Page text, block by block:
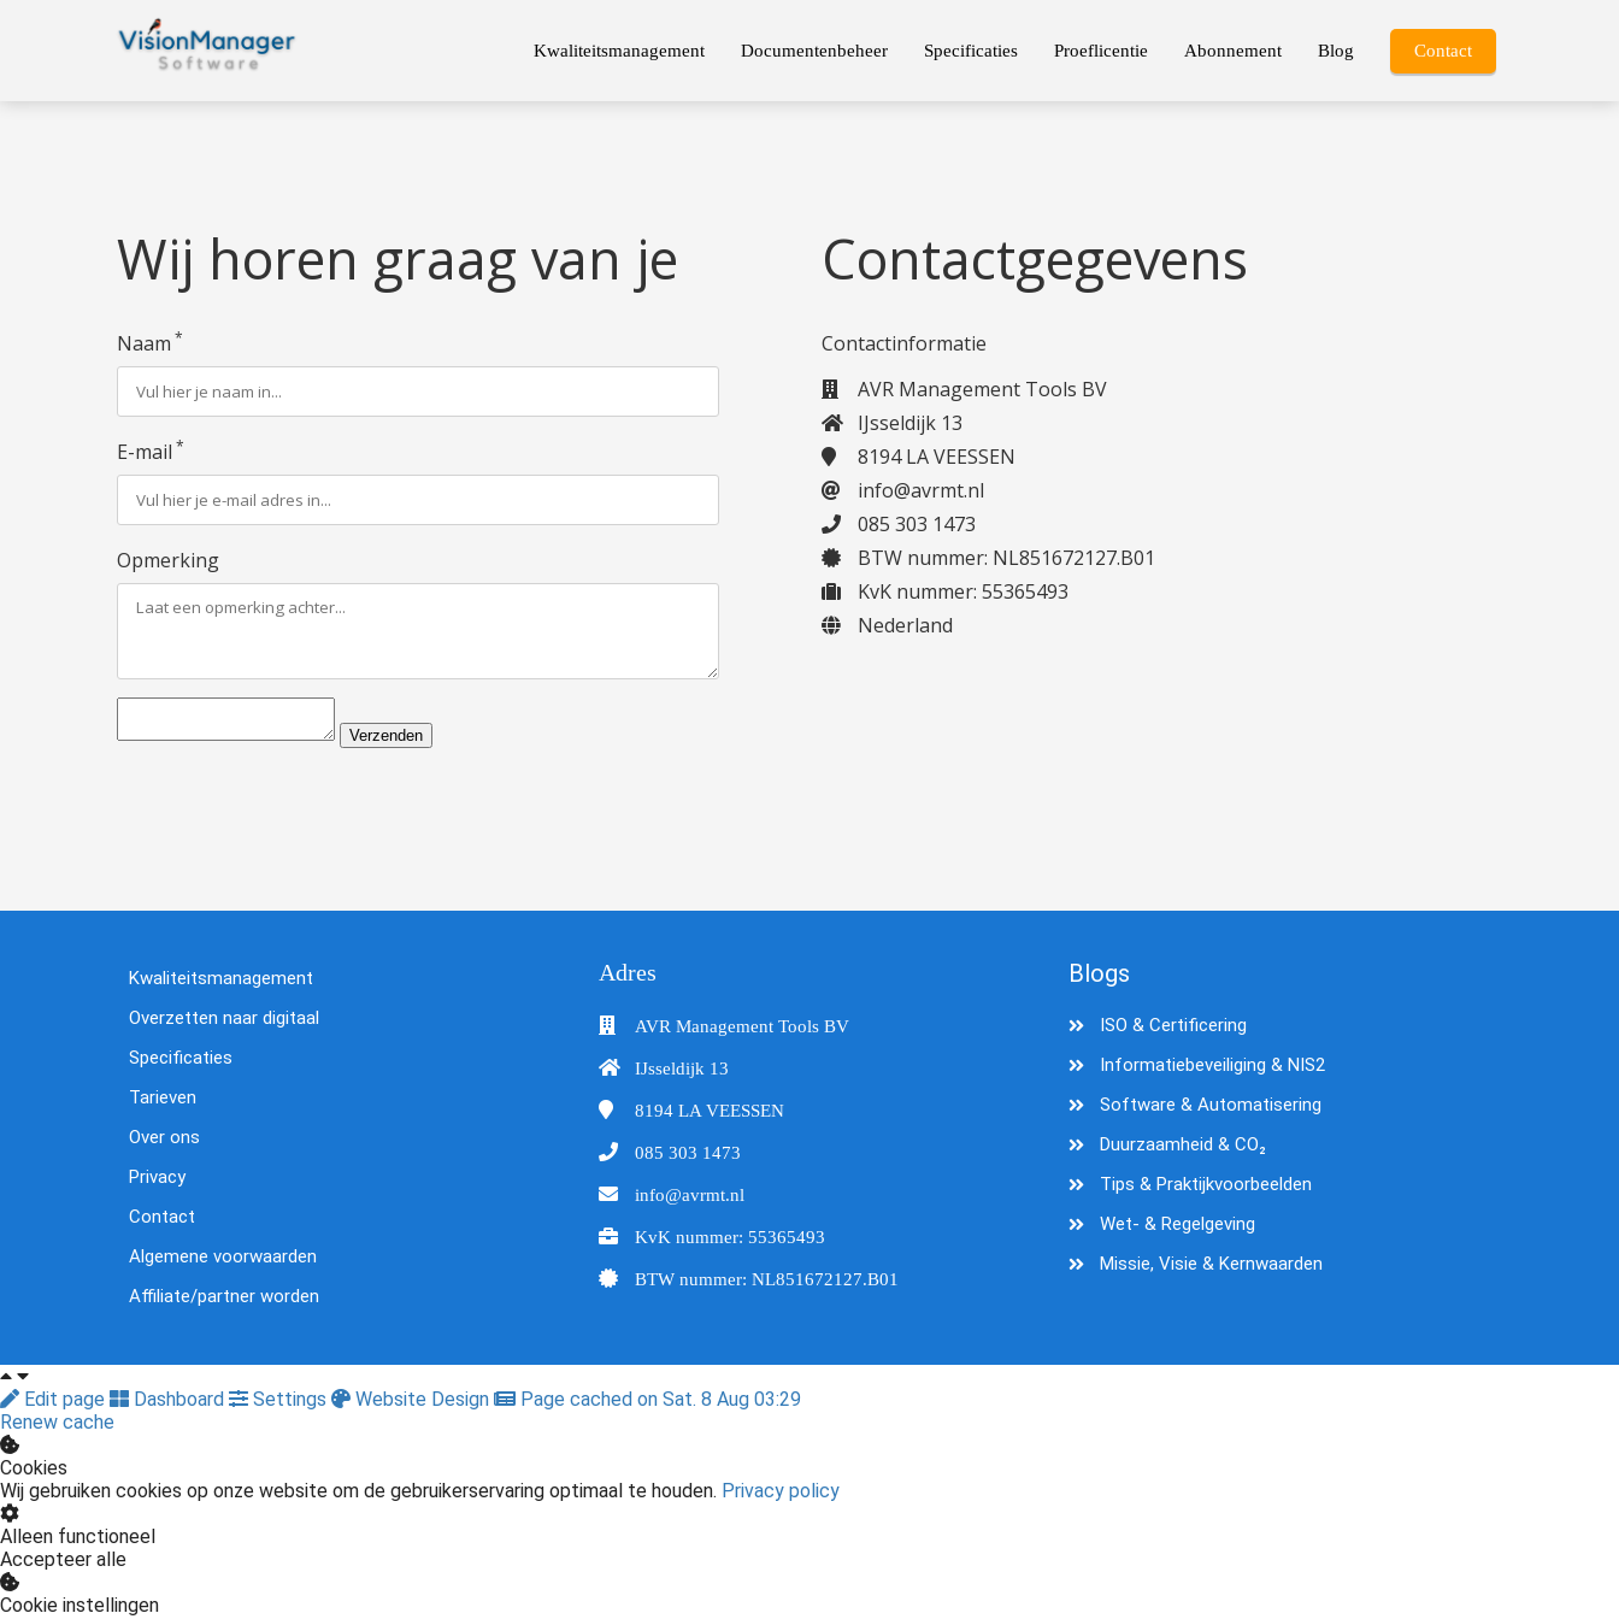
Kwaliteitsmanagement Documentenbeheer Specificaties Proeflicentie Abonnement Blog Contact
Wij horen graag van je
Naam *
E-mail *
Opmerking
Verzenden
Contactgegevens
Contactinformatie
AVR Management Tools BV
IJsseldijk 13
8194 LA VEESSEN
info@avrmt.nl
085 303 1473
BTW nummer: NL851672127.B01
KvK nummer: 55365493
Nederland
Kwaliteitsmanagement
Overzetten naar digitaal
Specificaties
Tarieven
Over ons
Privacy
Contact
Algemene voorwaarden
Affiliate/partner worden
Adres
AVR Management Tools BV
IJsseldijk 13
8194 LA VEESSEN
085 303 1473
info@avrmt.nl
KvK nummer: 55365493
BTW nummer: NL851672127.B01
Blogs
ISO & Certificering
Informatiebeveiliging & NIS2
Software & Automatisering
Duurzaamheid & CO₂
Tips & Praktijkvoorbeelden
Wet- & Regelgeving
Missie, Visie & Kernwaarden
Edit page Dashboard Settings Website Design
Page cached on Sat. 8 Aug 03:29
Renew cache
Cookies
Wij gebruiken cookies op onze website om de gebruikerservaring optimaal te houden. Privacy policy
Alleen functioneel
Accepteer alle
Cookie instellingen